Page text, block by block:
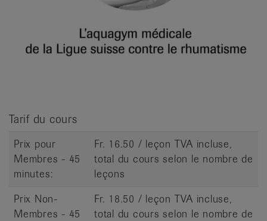
Tarif du cours
Prix pour
Membres - 45
minutes:
Fr. 16.50 / leçon TVA incluse,
total du cours selon le nombre de
leçons
Prix Non-
Membres - 45
Fr. 18.50 / leçon TVA incluse,
total du cours selon le nombre de